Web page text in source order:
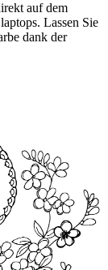
auf dem
Lassen Sie
dank der